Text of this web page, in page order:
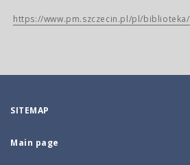
https://www.pm.szczecin.pl/pl/biblioteka/
SITEMAP
Main page